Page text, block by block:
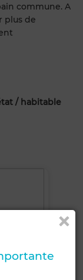
commune. A
plus de
/ habitable